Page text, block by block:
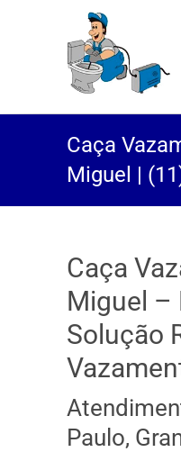
Caça
Miguel |
Caça
Miguel –
Solução
Paulo,